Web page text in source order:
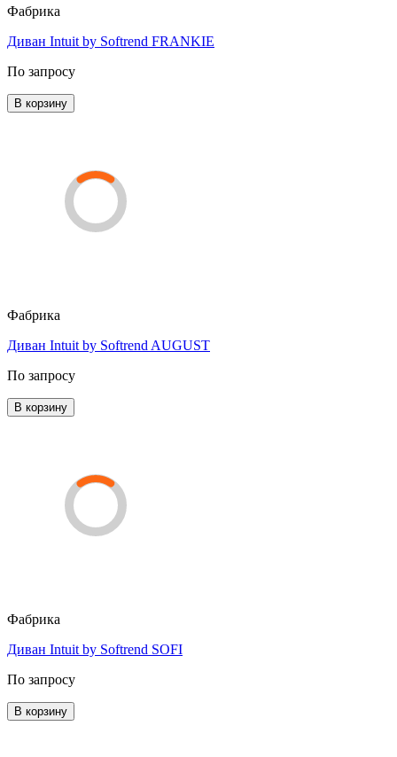
Фабрика
Диван Intuit by Softrend FRANKIE
По запросу
В корзину
Фабрика
Диван Intuit by Softrend AUGUST
По запросу
В корзину
Фабрика
Диван Intuit by Softrend SOFI
По запросу
В корзину